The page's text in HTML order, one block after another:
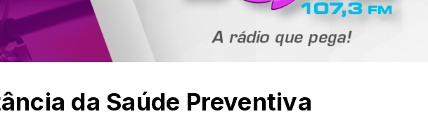
da Saúde Preventiva